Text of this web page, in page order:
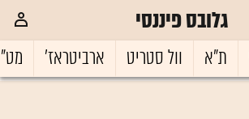
גלובס פיננסי
ת"א וול סטריט ארביטראז'